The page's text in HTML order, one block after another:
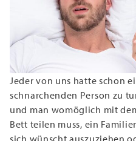
Jeder von uns hatte schon
schnarchenden Person zu
und man womöglich mit
Bett teilen muss, ein
sich wünscht auszuziehen